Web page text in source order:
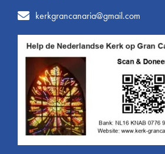
kerkgrancanaria@gmail.com